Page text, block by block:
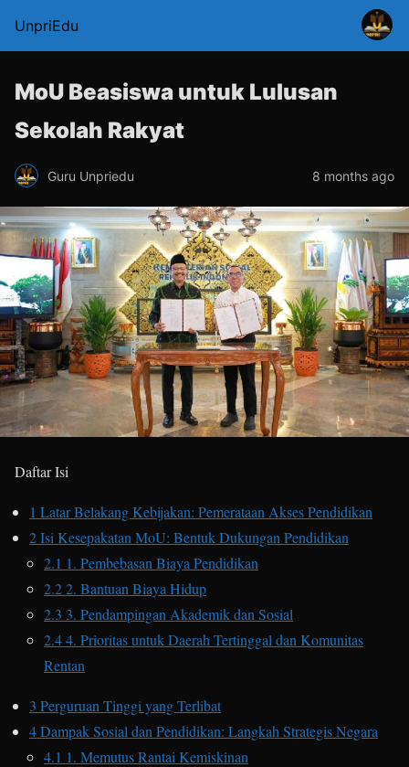
UnpriEdu
MoU Beasiswa untuk Lulusan
Sekolah Rakyat
Guru Unpriedu 8 months ago
Daftar Isi
1 Latar Belakang Kebijakan: Pemerataan Akses Pendidikan
2Isi Kesepakatan MoU: Bentuk Dukungan Pendidikan
2.1 1. Pembebasan Biaya Pendidikan
2.22. Bantuan Biaya Hidup
2.3 3. Pendampingan Akademik dan Sosial
2.44. Prioritas untuk Daerah Tertinggal dan Komunitas
Rentan
3 Perguruan Tinggi yang Terlibat
4Dampak Sosial dan Pendidikan: Langkah Strategis Negara
4.1 1. Memutus Rantai Kemiskinan